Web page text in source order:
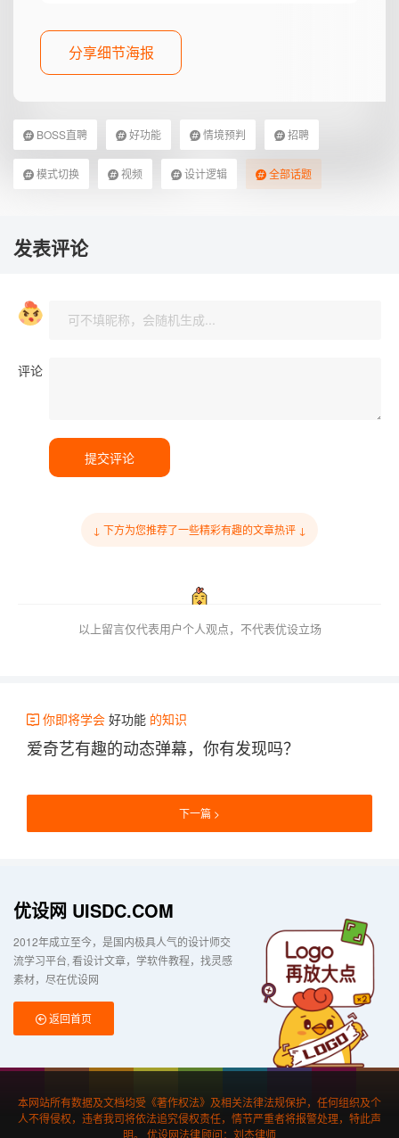
分享细节海报
BOSS直聘 好功能 情境预判 招聘
模式切换 视频 设计逻辑 全部话题
发表评论
评论
提交评论
↓ 下方为您推荐了一些精彩有趣的文章热评 ↓
以上留言仅代表用户个人观点，不代表优设立场
你即将学会 好功能 的知识
爱奇艺有趣的动态弹幕，你有发现吗？
下一篇
优设网 UISDC.COM
2012年成立至今，是国内极具人气的设计师交
流学习平台 看设计文章，学软件教程，找灵感
素材，尽在优设网
返回首页
本网站所有数据及文档均受《著作权法》及相关法律法规保护，任何组织及个
人不得侵权，违者我司将依法追究侵权责任，情节严重者将报警处理，特此声
明。 优设网法律顾问：刘杰律师